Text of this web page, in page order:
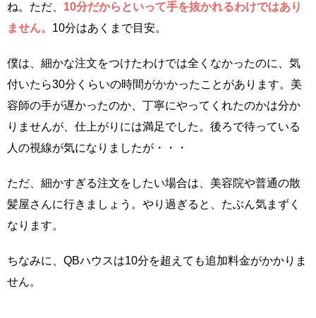
ね。ただ、 10分だからといって手を抜かれるわけではあり
ません。 10分はあくまで目安。
僕は、細かな注文をつけたわけでは全くなかったのに、気
付いたら30分くらいの時間がかかったことがあります。美
容師の手が遅かったのか、丁寧にやってくれたのかは分か
りませんが、仕上がりには満足でした。後ろで待っている
人の視線が気になりましたが・・・
ただ、細かすぎる注文をしたい場合は、美容院や普通の散
髪屋さんに行きましょう。やり過ぎると、たぶん気まずく
なります。
ちなみに、QBハウスは10分を超えても追加料金がかかりま
せん。